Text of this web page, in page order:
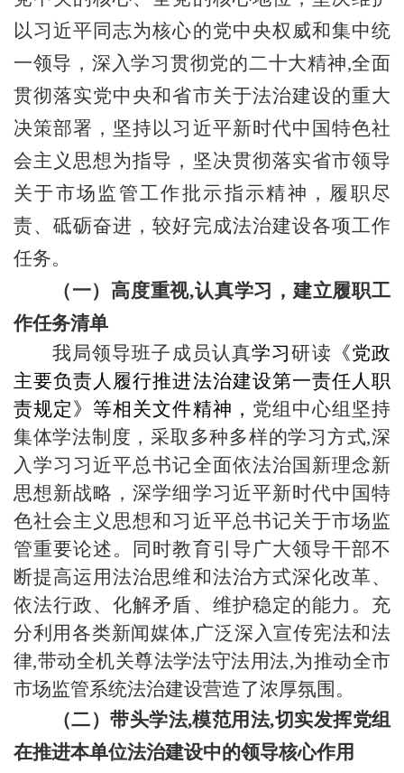
以习近平同志为核心的党中央权威和集中统
一领导，深入学习贯彻党的二十大精神,全面
贯彻落实党中央和省市关于法治建设的重大
决策部署，坚持以习近平新时代中国特色社
会主义思想为指导，坚决贯彻落实省市领导
关于市场监管工作批示指示精神，履职尽
责、砥砺奋进，较好完成法治建设各项工作
任务。
（一）高度重视,认真学习，建立履职工
作任务清单
我局领导班子成员认真学习研读 《党政
主要负责人履行推进法治建设第一责任人职
责规定》等相关文件精神， 党组中心组坚持
集体学法制度，采取多种多样的学习方式,深
入学习习近平总书记全面依法治国新理念新
思想新战略，深学细学习近平新时代中国特
色社会主义思想和习近平总书记关于市场监
管重要论述。同时教育引导广大领导干部不
断提高运用法治思维和法治方式深化改革、
依法行政、化解矛盾、维护稳定的能力。充
分利用各类新闻媒体,广泛深入宣传宪法和法
律,带动全机关尊法学法守法用法,为推动全市
市场监管系统法治建设营造了浓厚氛围。
（二）带头学法,模范用法,切实发挥党组
在推进本单位法治建设中的领导核心作用